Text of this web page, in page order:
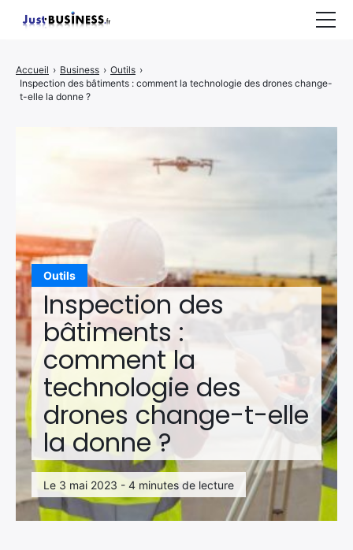
Outils
Inspection des
bâtiments :
comment la
technologie des
drones change-t-elle
la donne ?
Le 3 mai 2023 - 4 minutes de lecture
Accueil › Business › Outils ›
Inspection des bâtiments : comment la technologie des drones change-
t-elle la donne ?
Entrepreneuriat